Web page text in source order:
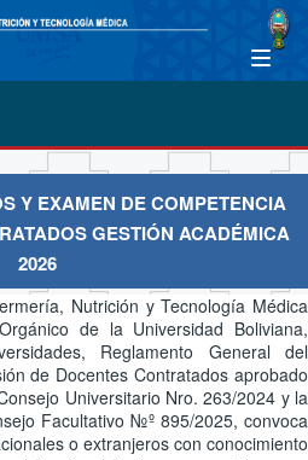
Y EXAMEN DE COMPETENCIA
GESTIÓN ACADÉMICA
2026
Nutrición y Tecnología Médica
de la Universidad Boliviana,
Reglamento General del
de Docentes Contratados aprobado
Universitario Nro. 263/2024 y la
Facultativo №º 895/2025, convoca
o extranjeros con conocimiento